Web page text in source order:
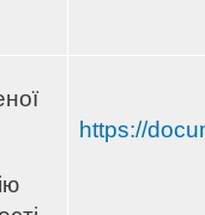
https://